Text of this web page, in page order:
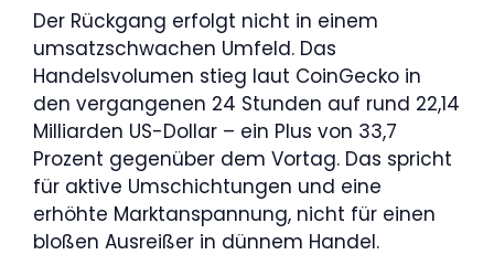
Der Rückgang erfolgt nicht in einem
umsatzschwachen Umfeld. Das
Handelsvolumen stieg laut CoinGecko in
den vergangenen 24 Stunden auf rund 22,14
Milliarden US-Dollar – ein Plus von 33,7
Prozent gegenüber dem Vortag. Das spricht
für aktive Umschichtungen und eine
erhöhte Marktanspannung, nicht für einen
bloßen Ausreißer in dünnem Handel.